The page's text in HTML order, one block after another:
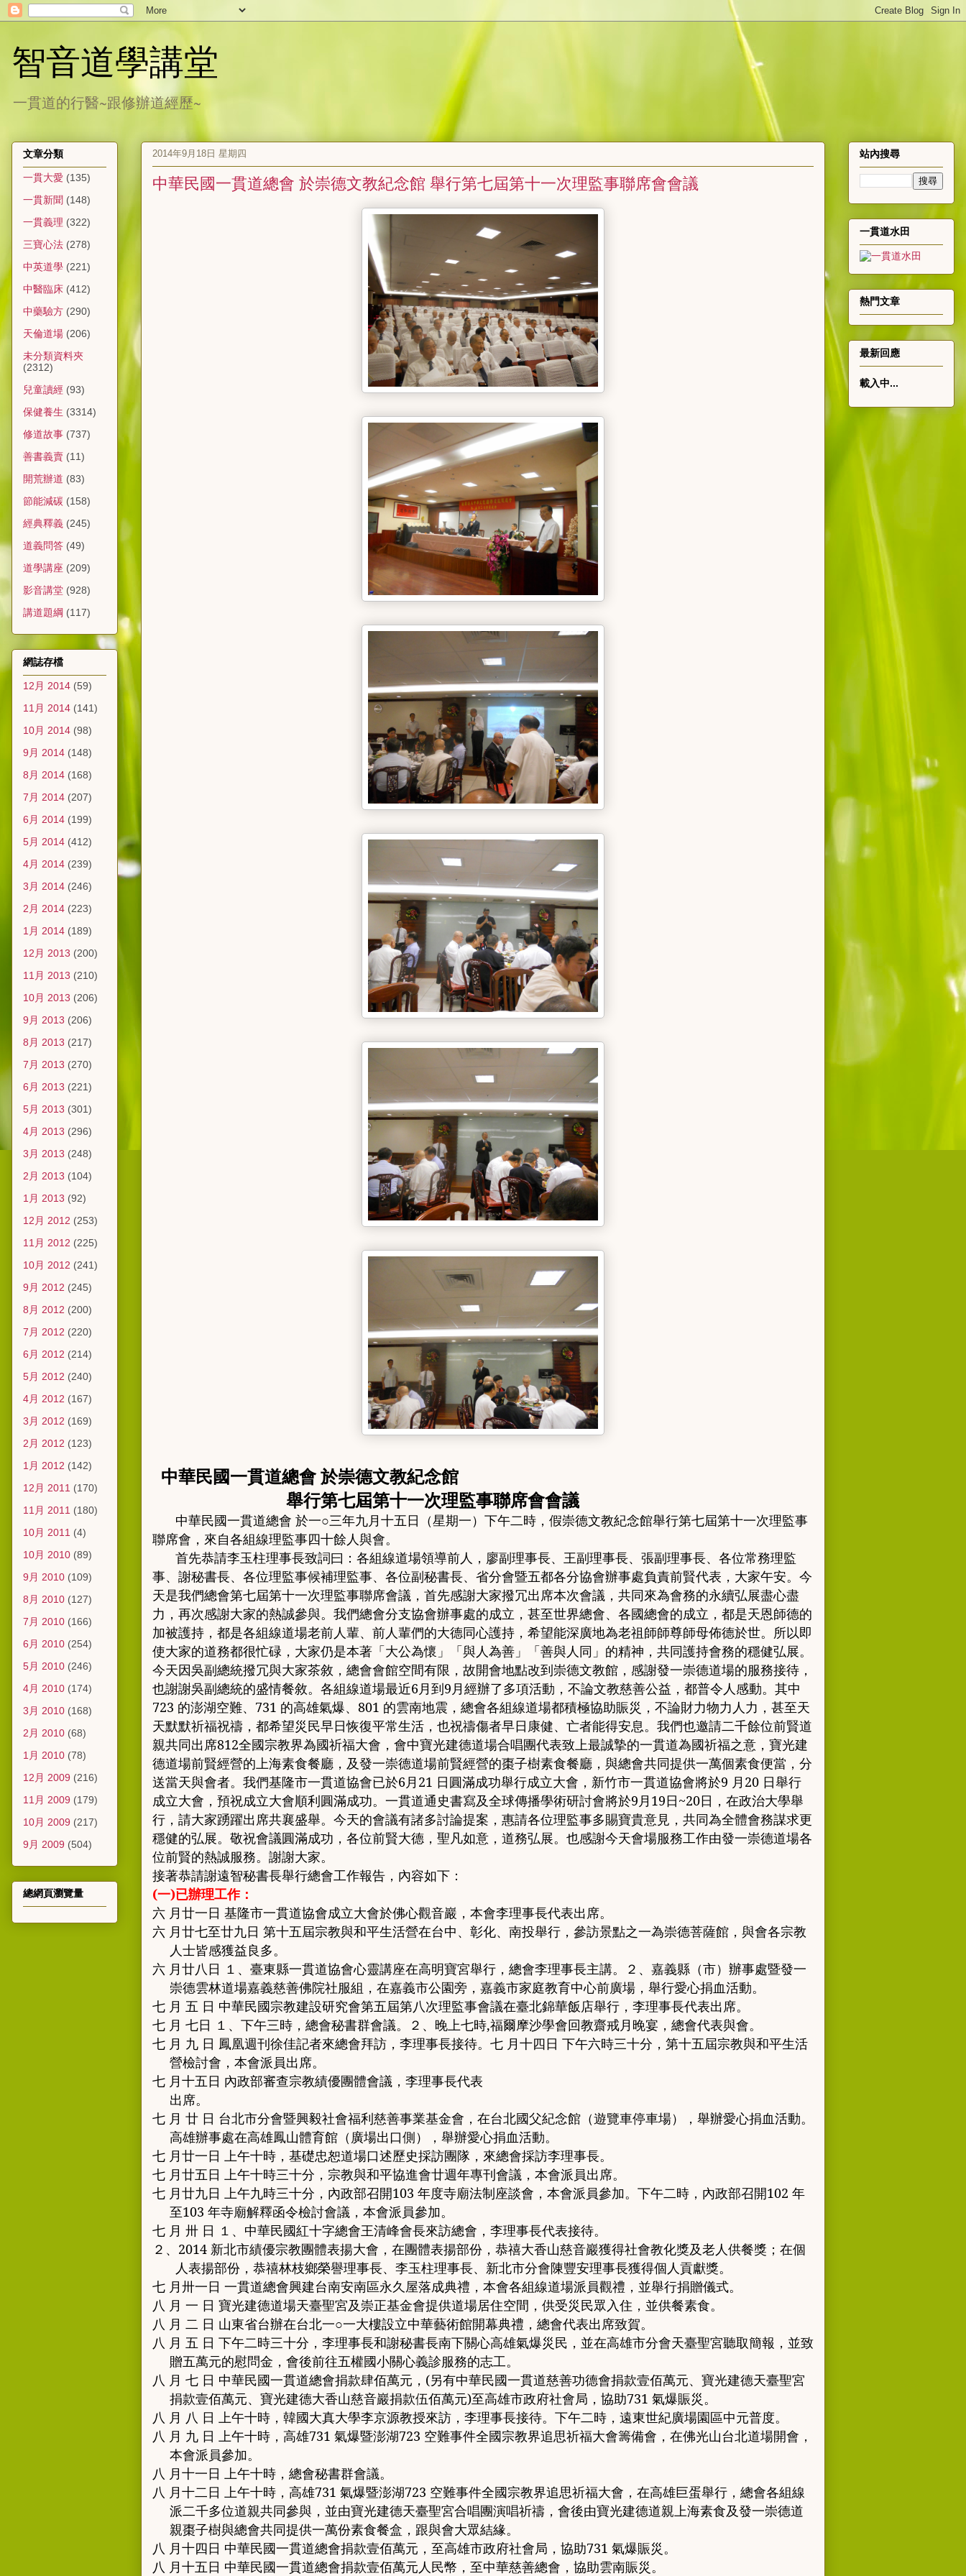
智音道學講堂
一貫道的行醫~跟修辦道經歷~
2014年9月18日 星期四
中華民國一貫道總會 於崇德文教紀念館 舉行第七屆第十一次理監事聯席會會議
中華民國一貫道總會 於崇德文教紀念館
舉行第七屆第十一次理監事聯席會會議
中華民國一貫道總會 於一○三年九月十五日 （星期一） 下午二時，假崇德文教紀念館舉行第七屆第十一次理監事
聯席會，來自各組線理監事四十餘人與會。
首先恭請李玉柱理事長致詞曰： 各組線道場領導前人 ， 廖副理事長、 王副理事長、 張副理事長、 各位常務理監
事、 謝秘書長、 各位理監事候補理監事、 各位副秘書長、 省分會暨五都各分協會辦事處負責前賢代表 ， 大家午安。 今
天是我們總會第七屆第十一次理監事聯席會議 ， 首先感謝大家撥冗出席本次會議 ， 共同來為會務的永續弘展盡心盡
力 ， 再次感謝大家的熱誠參與。 我們總會分支協會辦事處的成立 ， 甚至世界總會、 各國總會的成立 ， 都是天恩師德的
加被護持 ， 都是各組線道場老前人輩、前人輩們的大德同心護持 ， 希望能深廣地為老祖師師尊師母佈德於世。 所以即
使大家的道務都很忙碌 ， 大家仍是本著 「大公為懷 」「與人為善 」「善與人同 」 的精神 ， 共同護持會務的穩健弘展。
今天因吳副總統撥冗與大家茶敘 ， 總會會館空間有限 ， 故開會地點改到崇德文教館 ， 感謝發一崇德道場的服務接待 ，
也謝謝吳副總統的盛情餐敘。 各組線道場最近6月到9月經辦了多項活動 ， 不論文教慈善公益 ， 都普令人感動。 其中
723 的澎湖空難、 731 的高雄氣爆、 801 的雲南地震 ， 總會各組線道場都積極協助賑災 ， 不論財力物力人力 ， 甚至天
天默默祈福祝禱 ， 都希望災民早日恢復平常生活 ， 也祝禱傷者早日康健、 亡者能得安息。 我們也邀請二千餘位前賢道
親共同出席812全國宗教界為國祈福大會 ， 會中寶光建德道場合唱團代表致上最誠摯的一貫道為國祈福之意 ， 寶光建
德道場前賢經營的上海素食餐廳，及發一崇德道場前賢經營的棗子樹素食餐廳，與總會共同提供一萬個素食便當，分
送當天與會者。 我們基隆市一貫道協會已於6月 21 日圓滿成功舉行成立大會 ， 新竹市一貫道協會將於9 月 20 日舉行
成立大會 ， 預祝成立大會順利圓滿成功。 一貫道通史書寫及全球傳播學術研討會將於9月 19日~20日，在政治大學舉
行 ， 請大家踴躍出席共襄盛舉。 今天的會議有諸多討論提案 ， 惠請各位理監事多賜寶貴意見 ， 共同為全體會務謀求更
穩健的弘展。 敬祝會議圓滿成功 ， 各位前賢大德 ， 聖凡如意 ， 道務弘展。 也感謝今天會場服務工作由發一崇德道場各
位前賢的熱誠服務。 謝謝大家。
接著恭請謝遠智秘書長舉行總會工作報告，內容如下：
(一)已辦理工作：
六 月廿一日 基隆市一貫道協會成立大會於佛心觀音巖 ， 本會李理事長代表出席。
六 月廿七至廿九日 第十五屆宗教與和平生活營在台中、 彰化、 南投舉行 ， 參訪景點之一為崇德菩薩館 ， 與會各宗教
人士皆感獲益良多。
六 月廿八日 １、 臺東縣一貫道協會心靈講座在高明寶宮舉行 ， 總會李理事長主講。２、 嘉義縣 （市） 辦事處暨發一
崇德雲林道場嘉義慈善佛院社服組 ， 在嘉義市公園旁 ， 嘉義市家庭教育中心前廣場 ， 舉行愛心捐血活動。
七 月 五 日 中華民國宗教建設研究會第五屆第八次理監事會議在臺北錦華飯店舉行 ， 李理事長代表出席。
七 月 七日 １、 下午三時 ， 總會秘書群會議。２、 晚上七時,福爾摩沙學會回教齋戒月晚宴 ， 總會代表與會。
七 月 九 日 鳳凰週刊徐佳記者來總會拜訪 ， 李理事長接待。 七 月十四日 下午六時三十分 ， 第十五屆宗教與和平生活
營檢討會 ， 本會派員出席。
七 月十五日 內政部審查宗教績優團體會議 ， 李理事長代表
出席。
七 月 廿 日 台北市分會暨興毅社會福利慈善事業基金會 ， 在台北國父紀念館 （遊覽車停車場）， 舉辦愛心捐血活動。
高雄辦事處在高雄鳳山體育館 （ 廣場出口側）， 舉辦愛心捐血活動。
七 月廿一日 上午十時 ， 基礎忠恕道場口述歷史採訪團隊 ， 來總會採訪李理事長。
七 月廿五日 上午十時三十分 ， 宗教與和平協進會廿週年專刊會議 ， 本會派員出席。
七 月廿九日 上午九時三十分 ， 內政部召開103 年度寺廟法制座談會 ， 本會派員參加。 下午二時 ， 內政部召開102 年
至103 年寺廟解釋函令檢討會議 ， 本會派員參加。
七 月 卅 日 １、 中華民國紅十字總會王清峰會長來訪總會 ， 李理事長代表接待。
２、 2014 新北市績優宗教團體表揚大會 ， 在團體表揚部份 ， 恭禧大香山慈音巖獲得社會教化獎及老人供餐獎 ； 在個
人表揚部份 ， 恭禧林枝鄉榮譽理事長、 李玉柱理事長、 新北市分會陳豐安理事長獲得個人貢獻獎。
七 月卅一日 一貫道總會興建台南安南區永久屋落成典禮 ， 本會各組線道場派員觀禮 ， 並舉行捐贈儀式。
八 月 一 日 寶光建德道場天臺聖宮及崇正基金會提供道場居住空間 ， 供受災民眾入住 ， 並供餐素食。
八 月 二 日 山東省台辦在台北一○一大樓設立中華藝術館開幕典禮 ， 總會代表出席致賀。
八 月 五 日 下午二時三十分 ， 李理事長和謝秘書長南下關心高雄氣爆災民 ， 並在高雄市分會天臺聖宮聽取簡報 ， 並致
贈五萬元的慰問金 ， 會後前往五權國小關心義診服務的志工。
八 月 七 日 中華民國一貫道總會捐款肆佰萬元 ， (另有中華民國一貫道慈善功德會捐款壹佰萬元、 寶光建德天臺聖宮
捐款壹佰萬元、 寶光建德大香山慈音巖捐款伍佰萬元)至高雄市政府社會局 ， 協助731 氣爆賑災。
八 月 八 日 上午十時 ， 韓國大真大學李京源教授來訪 ， 李理事長接待。 下午二時 ， 遠東世紀廣場園區中元普度。
八 月 九 日 上午十時 ， 高雄731 氣爆暨澎湖723 空難事件全國宗教界追思祈福大會籌備會 ， 在佛光山台北道場開會 ，
本會派員參加。
八 月十一日 上午十時 ， 總會秘書群會議。
八 月十二日 上午十時 ， 高雄731 氣爆暨澎湖723 空難事件全國宗教界追思祈福大會 ， 在高雄巨蛋舉行 ， 總會各組線
派二千多位道親共同參與 ， 並由寶光建德天臺聖宮合唱團演唱祈禱 ， 會後由寶光建德道親上海素食及發一崇德道
親棗子樹與總會共同提供一萬份素食餐盒 ， 跟與會大眾結緣。
八 月十四日 中華民國一貫道總會捐款壹佰萬元 ， 至高雄市政府社會局 ， 協助731 氣爆賑災。
八 月十五日 中華民國一貫道總會捐款壹佰萬元人民幣 ， 至中華慈善總會 ， 協助雲南賑災。
文章分類
一貫大愛 (135)
一貫新聞 (148)
一貫義理 (322)
三寶心法 (278)
中英道學 (221)
中醫臨床 (412)
中藥驗方 (290)
天倫道場 (206)
未分類資料夾
(2312)
兒童讀經 (93)
保健養生 (3314)
修道故事 (737)
善書義賣 (11)
開荒辦道 (83)
節能減碳 (158)
經典釋義 (245)
道義問答 (49)
道學講座 (209)
影音講堂 (928)
講道題綱 (117)
網誌存檔
12月 2014 (59)
11月 2014 (141)
10月 2014 (98)
9月 2014 (148)
8月 2014 (168)
7月 2014 (207)
6月 2014 (199)
5月 2014 (412)
4月 2014 (239)
3月 2014 (246)
2月 2014 (223)
1月 2014 (189)
12月 2013 (200)
11月 2013 (210)
10月 2013 (206)
9月 2013 (206)
8月 2013 (217)
7月 2013 (270)
6月 2013 (221)
5月 2013 (301)
4月 2013 (296)
3月 2013 (248)
2月 2013 (104)
1月 2013 (92)
12月 2012 (253)
11月 2012 (225)
10月 2012 (241)
9月 2012 (245)
8月 2012 (200)
7月 2012 (220)
6月 2012 (214)
5月 2012 (240)
4月 2012 (167)
3月 2012 (169)
2月 2012 (123)
1月 2012 (142)
12月 2011 (170)
11月 2011 (180)
10月 2011 (4)
10月 2010 (89)
9月 2010 (109)
8月 2010 (127)
7月 2010 (166)
6月 2010 (254)
5月 2010 (246)
4月 2010 (174)
3月 2010 (168)
2月 2010 (68)
1月 2010 (78)
12月 2009 (216)
11月 2009 (179)
10月 2009 (217)
9月 2009 (504)
總網頁瀏覽量
站內搜尋
一貫道水田
熱門文章
最新回應
載入中...